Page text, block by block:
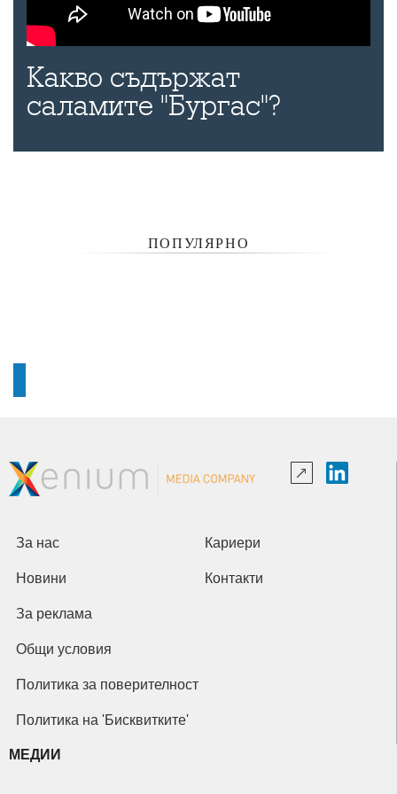
Какво съдържат
саламите "Бургас"?
ПОПУЛЯРНО
За нас Кариери
Новини Контакти
За реклама
Общи условия
Политика за поверителност
Политика на 'Бисквитките'
МЕДИИ